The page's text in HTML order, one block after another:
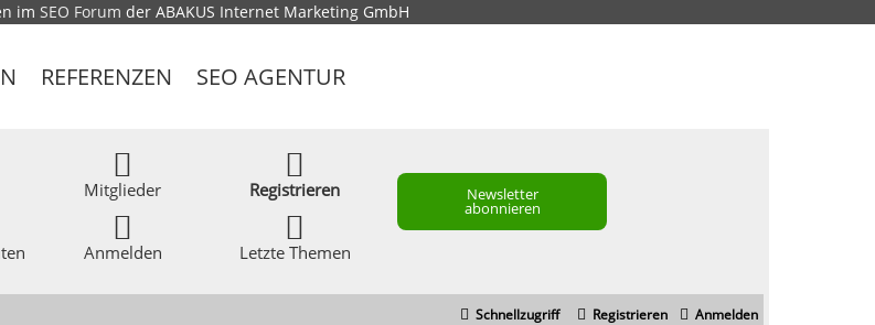
im SEO Forum der ABAKUS Internet Marketing GmbH
REFERENZEN SEO AGENTUR
Mitglieder
Anmelden
Registrieren
Letzte Themen
Newsletter
abonnieren
Schnellzugriff Anmelden
Registrieren